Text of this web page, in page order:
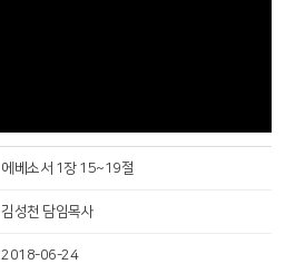
에베소서 1장 15~19절
김성천 담임목사
2018-06-24